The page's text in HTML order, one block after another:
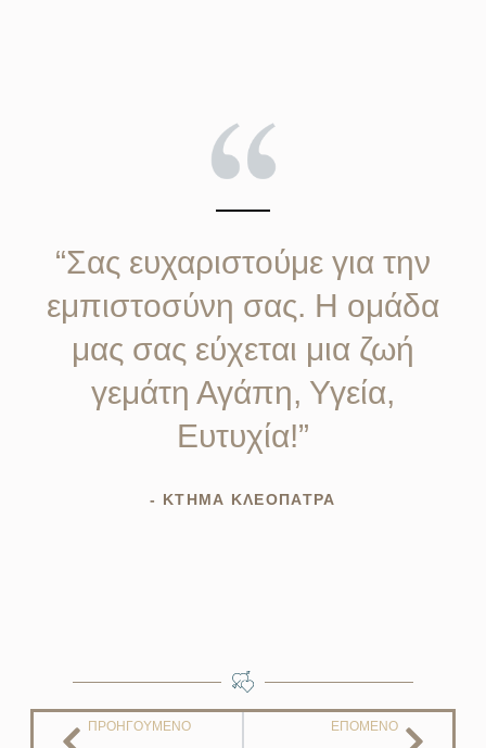
“Σας ευχαριστούμε για την
εμπιστοσύνη σας. Η ομάδα
μας σας εύχεται μια ζωή
γεμάτη Αγάπη, Υγεία,
Ευτυχία!”
- ΚΤΗΜΑ ΚΛΕΟΠΑΤΡΑ
ΠΡΟΗΓΟΎΜΕΝΟ ΕΠΌΜΕΝΟ